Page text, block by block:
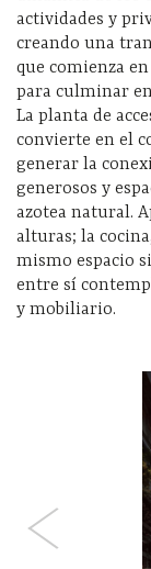
actividades y
creando una
que comienza
para culminar
La planta de
convierte en el
generar la
generosos y
azotea natural.
alturas; la
mismo espacio
entre sí
y mobiliario.